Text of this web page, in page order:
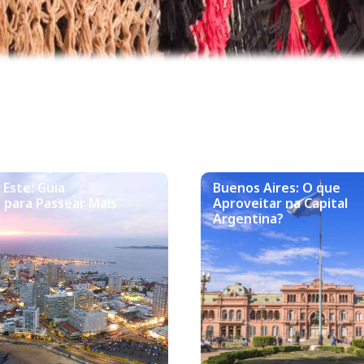
Guia
Passear Mais
Buenos Aires: O que
Aproveitar na Capital
Argentina?